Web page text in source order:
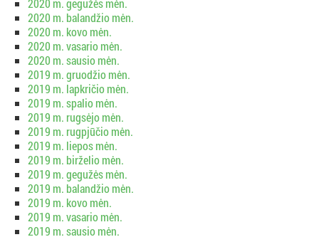
2020 m. gegužės mėn.
2020 m. balandžio mėn.
2020 m. kovo mėn.
2020 m. vasario mėn.
2020 m. sausio mėn.
2019 m. gruodžio mėn.
2019 m. lapkričio mėn.
2019 m. spalio mėn.
2019 m. rugsėjo mėn.
2019 m. rugpjūčio mėn.
2019 m. liepos mėn.
2019 m. birželio mėn.
2019 m. gegužės mėn.
2019 m. balandžio mėn.
2019 m. kovo mėn.
2019 m. vasario mėn.
2019 m. sausio mėn.